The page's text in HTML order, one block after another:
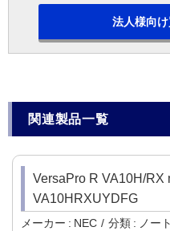
法人様向
関連製品一覧
VersaPro R VA10H/RX
VA10HRXUYDFG
メーカー NEC 分類
ノー